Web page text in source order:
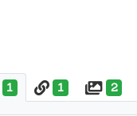
1 1 2